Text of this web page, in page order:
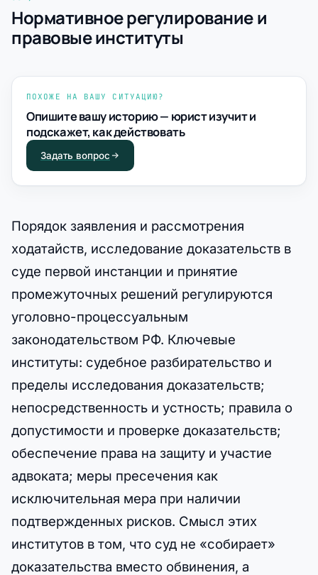
Нормативное регулирование и
правовые институты
ПОХОЖЕ НА ВАШУ СИТУАЦИЮ?
Опишите вашу историю — юрист изучит и
подскажет, как действовать
Задать вопрос
Порядок заявления и рассмотрения
ходатайств, исследование доказательств в
суде первой инстанции и принятие
промежуточных решений регулируются
уголовно-процессуальным
законодательством РФ. Ключевые
институты: судебное разбирательство и
пределы исследования доказательств;
непосредственность и устность; правила о
допустимости и проверке доказательств;
обеспечение права на защиту и участие
адвоката; меры пресечения как
исключительная мера при наличии
подтвержденных рисков. Смысл этих
институтов в том, что суд не «собирает»
доказательства вместо обвинения, а